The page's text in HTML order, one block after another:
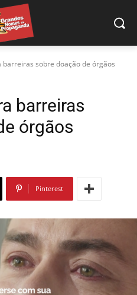
barreiras sobre doação de órgãos
barreiras
órgãos
Pinterest